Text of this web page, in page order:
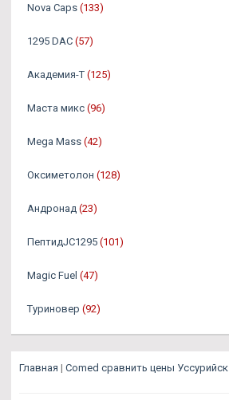
Nova Caps (133)
1295 DAC (57)
Академия-Т (125)
Маста микс (96)
Mega Mass (42)
Оксиметолон (128)
Андронад (23)
ПептидJC1295 (101)
Magic Fuel (47)
Туриновер (92)
Главная | Comed сравнить цены Уссурийск